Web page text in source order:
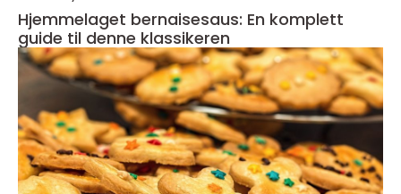
Hjemmelaget bernaisesaus: En komplett
guide til denne klassikeren